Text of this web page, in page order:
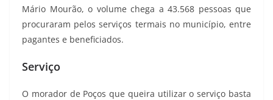
Mário Mourão, o volume chega a 43.568 pessoas que
procuraram pelos serviços termais no município, entre
pagantes e beneficiados.
Serviço
O morador de Poços que queira utilizar o serviço basta